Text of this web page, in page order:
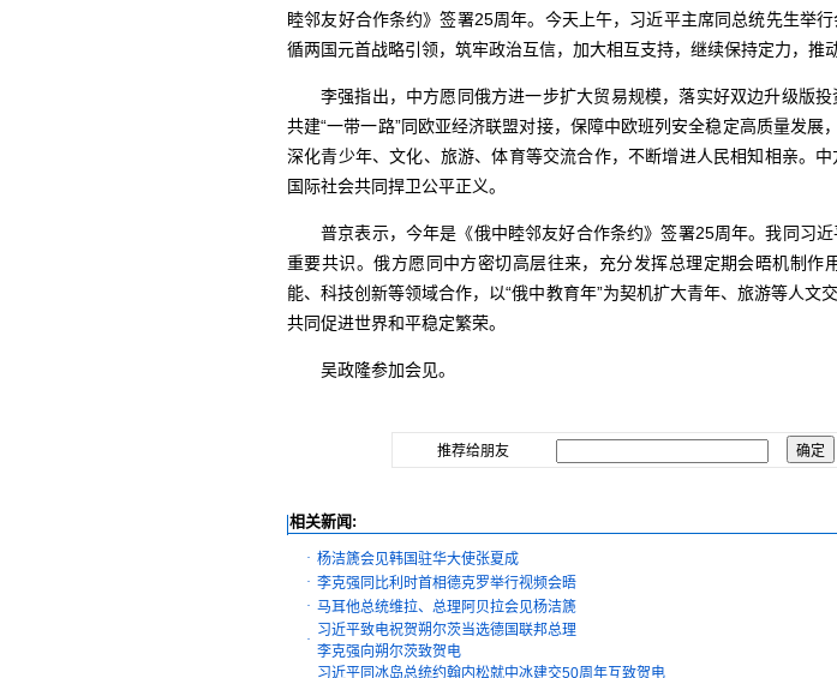
睦邻友好合作条约》签署25周年。今天上午，习近平主席同总统先生举
循两国元首战略引领，筑牢政治互信，加大相互支持，继续保持定力，推
李强指出，中方愿同俄方进一步扩大贸易规模，落实好双边升级版
共建“一带一路”同欧亚经济联盟对接，保障中欧班列安全稳定高质量发展
深化青少年、文化、旅游、体育等交流合作，不断增进人民相知相亲。
国际社会共同捍卫公平正义。
普京表示，今年是《俄中睦邻友好合作条约》签署25周年。我同习
重要共识。俄方愿同中方密切高层往来，充分发挥总理定期会晤机制
能、科技创新等领域合作，以“俄中教育年”为契机扩大青年、旅游等人文
共同促进世界和平稳定繁荣。
吴政隆参加会见。
推荐给朋友
相关新闻:
· 杨洁篪会见韩国驻华大使张夏成
· 李克强同比利时首相德克罗举行视频会晤
· 马耳他总统维拉、总理阿贝拉会见杨洁篪
·
习近平致电祝贺朔尔茨当选德国联邦总理
李克强向朔尔茨致贺电
习近平同冰岛总统约翰内松就中冰建交50周年互致贺电